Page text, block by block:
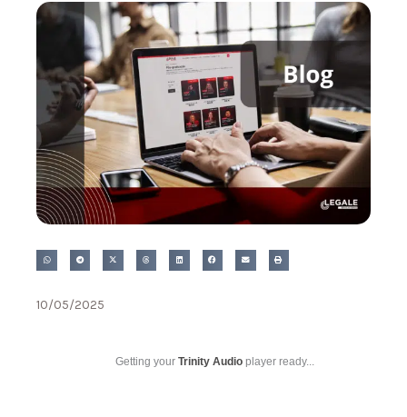
10/05/2025
Getting your Trinity Audio player ready...